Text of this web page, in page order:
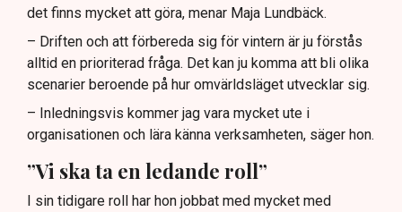
det finns mycket att göra, menar Maja Lundbäck.
– Driften och att förbereda sig för vintern är ju förstås
alltid en prioriterad fråga. Det kan ju komma att bli olika
scenarier beroende på hur omvärldsläget utvecklar sig.
– Inledningsvis kommer jag vara mycket ute i
organisationen och lära känna verksamheten, säger hon.
”Vi ska ta en ledande roll”
I sin tidigare roll har hon jobbat med mycket med